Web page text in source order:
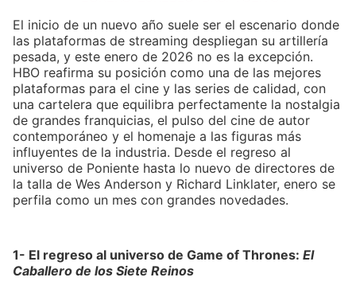
El inicio de un nuevo año suele ser el escenario donde
las plataformas de streaming despliegan su artillería
pesada, y este enero de 2026 no es la excepción.
HBO reafirma su posición como una de las mejores
plataformas para el cine y las series de calidad, con
una cartelera que equilibra perfectamente la nostalgia
de grandes franquicias, el pulso del cine de autor
contemporáneo y el homenaje a las figuras más
influyentes de la industria. Desde el regreso al
universo de Poniente hasta lo nuevo de directores de
la talla de Wes Anderson y Richard Linklater, enero se
perfila como un mes con grandes novedades.
1- El regreso al universo de Game of Thrones: El
Caballero de los Siete Reinos